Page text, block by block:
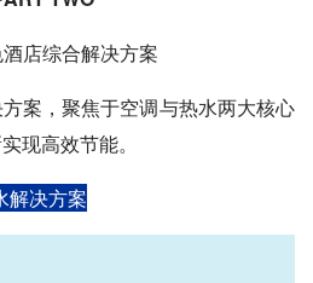
店综合解决方案
案，聚焦于空调与热水两大核心
现高效节能。
解决方案